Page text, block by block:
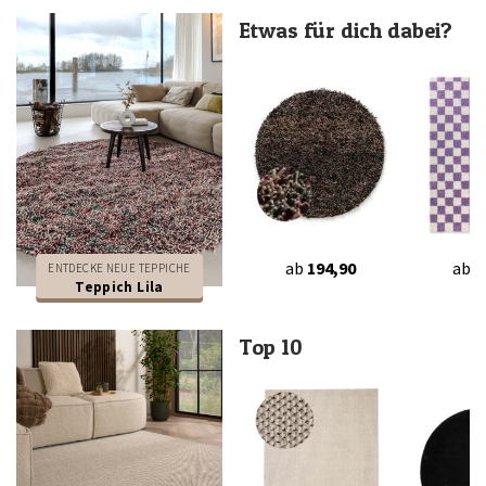
ENTDECKE NEUE TEPPICHE
Teppich Lila
Etwas für dich dabei?
ab 194,90 ab
Top 10